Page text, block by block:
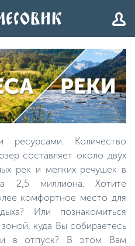
ресурсами. Количество
составляет около двух
рек и мелких речушек в
2,5 миллиона. Хотите
комфортное место для
Или познакомиться
куда Вы собираетесь
в отпуск? В этом Вам